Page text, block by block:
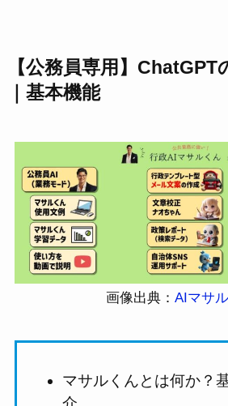
【公務員専用】
｜基本機能
画像出典： AIマサ
マサルくんとは何か？